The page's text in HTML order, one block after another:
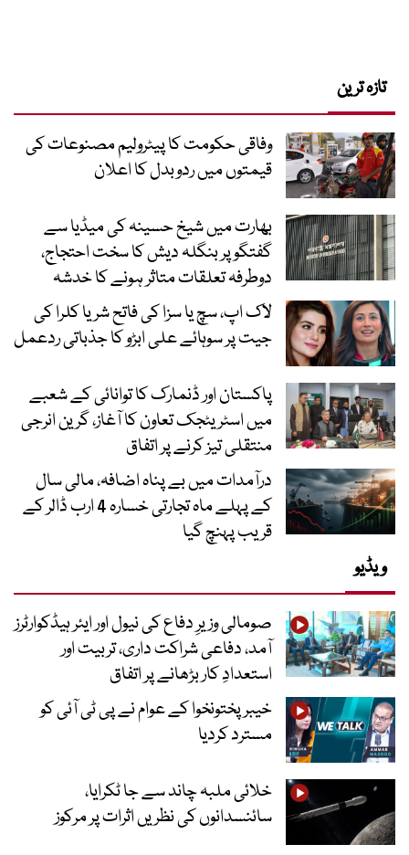
تازہ ترین
وفاقی حکومت کا پیٹرولیم مصنوعات کی
قیمتوں میں ردوبدل کا اعلان
بھارت میں شیخ حسینہ کی میڈیا سے
گفتگو پر بنگلہ دیش کا سخت احتجاج،
دوطرفہ تعلقات متاثر ہونے کا خدشہ
لاک اپ، سچ یا سزا کی فاتح شریا کلرا کی
جیت پر سوہائے علی ابڑو کا جذباتی ردعمل
پاکستان اور ڈنمارک کا توانائی کے شعبے
میں اسٹریٹجک تعاون کا آغاز، گرین انرجی
منتقلی تیز کرنے پر اتفاق
درآمدات میں بے پناہ اضافہ، مالی سال
کے پہلے ماہ تجارتی خسارہ 4 ارب ڈالر کے
قریب پہنچ گیا
ویڈیو
صومالی وزیرِ دفاع کی نیول اور ایئر ہیڈکوارٹرز
آمد، دفاعی شراکت داری، تربیت اور
استعدادِ کار بڑھانے پر اتفاق
خیبرپختونخوا کے عوام نے پی ٹی آئی کو
مسترد کردیا
خلائی ملبہ چاند سے جا ٹکرایا،
سائنسدانوں کی نظریں اثرات پر مرکوز